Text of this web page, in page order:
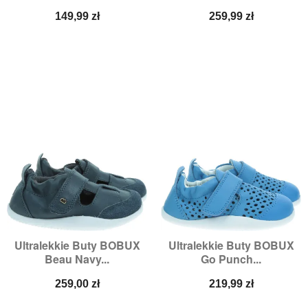
Cena
149,99 zł Cena
259,99 zł
Ultralekkie Buty BOBUX
Beau Navy...
Cena
259,00 zł
Ultralekkie Buty BOBUX
Go Punch...
Cena
219,99 zł